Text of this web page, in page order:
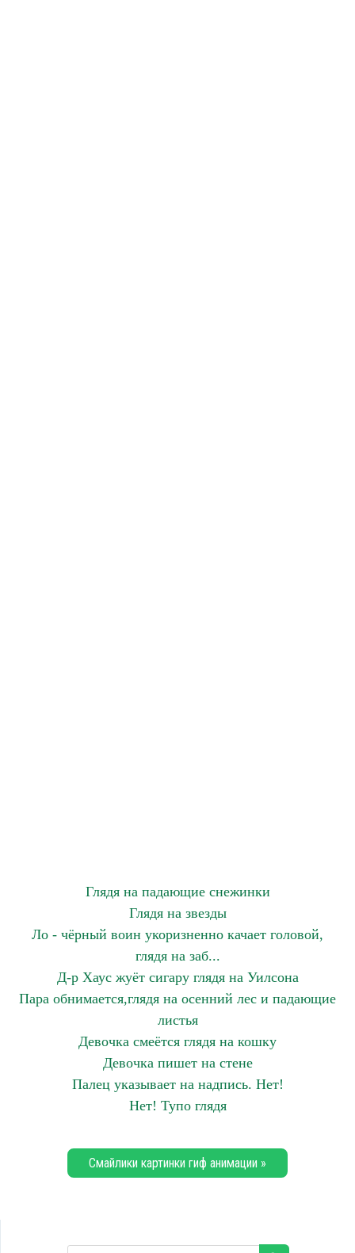
Глядя на падающие снежинки
Глядя на звезды
Ло - чёрный воин укоризненно качает головой,
глядя на заб...
Д-р Хаус жуёт сигару глядя на Уилсона
Пара обнимается,глядя на осенний лес и падающие
листья
Девочка смеётся глядя на кошку
Девочка пишет на стене
Палец указывает на надпись. Нет!
Нет! Тупо глядя
Смайлики картинки гиф анимации »